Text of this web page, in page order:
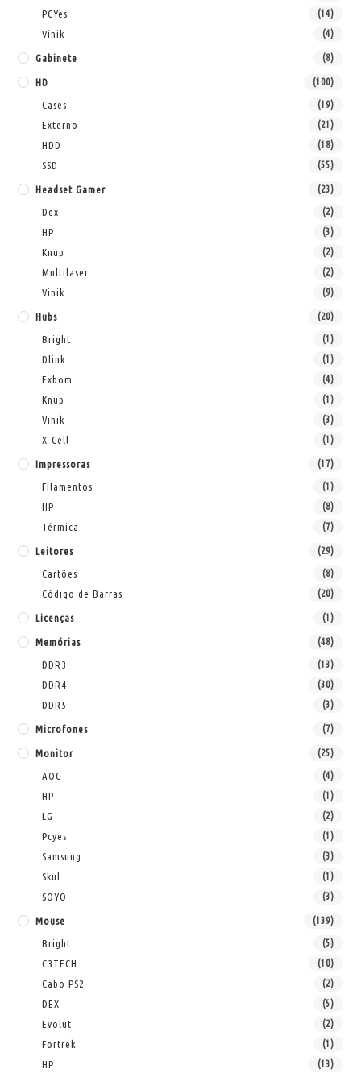
PCYes (14)
Vinik (4)
Gabinete (8)
HD (100)
Cases (19)
Externo (21)
HDD (18)
SSD (55)
Headset Gamer (23)
Dex (2)
HP (3)
Knup (2)
Multilaser (2)
Vinik (9)
Hubs (20)
Bright (1)
Dlink (1)
Exbom (4)
Knup (1)
Vinik (3)
X-Cell (1)
Impressoras (17)
Filamentos (1)
HP (8)
Térmica (7)
Leitores (29)
Cartões (8)
Código de Barras (20)
Licenças (1)
Memórias (48)
DDR3 (13)
DDR4 (30)
DDR5 (3)
Microfones (7)
Monitor (25)
AOC (4)
HP (1)
LG (2)
Pcyes (1)
Samsung (3)
Skul (1)
SOYO (3)
Mouse (139)
Bright (5)
C3TECH (10)
Cabo PS2 (2)
DEX (5)
Evolut (2)
Fortrek (1)
HP (13)